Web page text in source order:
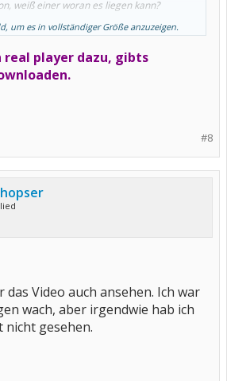
weiß einer woran es liegen kann?
um es in vollständiger Größe anzuzeigen.
player dazu, gibts
#8
Video auch ansehen. Ich war
wach, aber irgendwie hab ich
gesehen.